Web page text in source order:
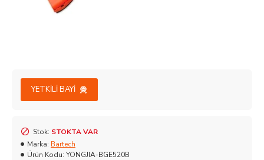
YETKILI BAYI
Stok: STOKTA VAR
Marka: Bartech
Ürün Kodu: YONGJIA-BGE520B